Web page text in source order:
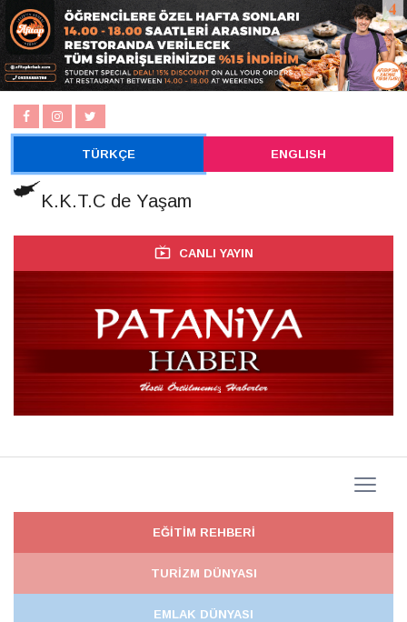
TÜRKÇE ENGLISH
K.K.T.C de Yaşam
CANLI YAYIN
EĞİTİM REHBERİ
TURİZM DÜNYASI
EMLAK DÜNYASI